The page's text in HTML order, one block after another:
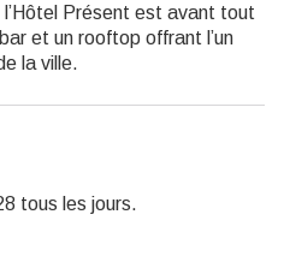
Présent est avant tout
et un rooftop offrant l’un
la ville.
tous les jours.